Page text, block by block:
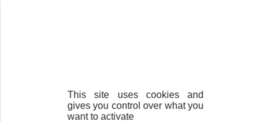
This site uses cookies and
gives you control over what you
want to activate